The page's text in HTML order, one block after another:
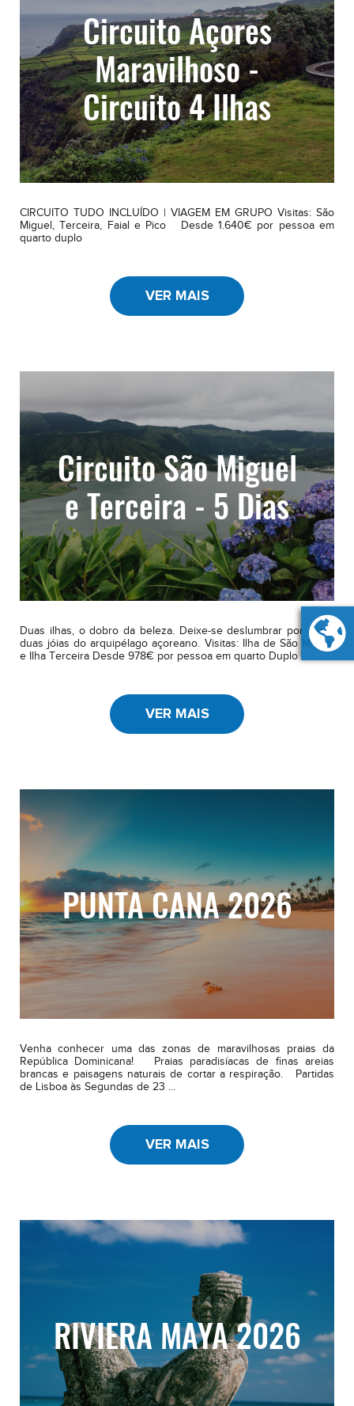
Circuito Açores
Maravilhoso -
Circuito 4 Ilhas
CIRCUITO TUDO INCLUÍDO | VIAGEM EM GRUPO Visitas: São
Miguel, Terceira, Faial e Pico Desde 1.640€ por pessoa em
quarto duplo
VER MAIS
Circuito São Miguel
e Terceira - 5 Dias
Duas ilhas, o dobro da beleza. Deixe-se deslumbrar por estas
duas jóias do arquipélago açoreano. Visitas: Ilha de São Miguel
e Ilha Terceira Desde 978€ por pessoa em quarto Duplo
VER MAIS
PUNTA CANA 2026
Venha conhecer uma das zonas de maravilhosas praias da
República Dominicana! Praias paradisíacas de finas areias
brancas e paisagens naturais de cortar a respiração. Partidas
de Lisboa às Segundas de 23 ...
VER MAIS
RIVIERA MAYA 2026